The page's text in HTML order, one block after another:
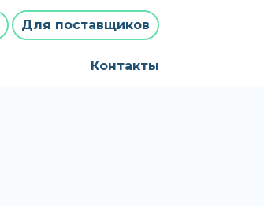
Для поставщиков
Контакты